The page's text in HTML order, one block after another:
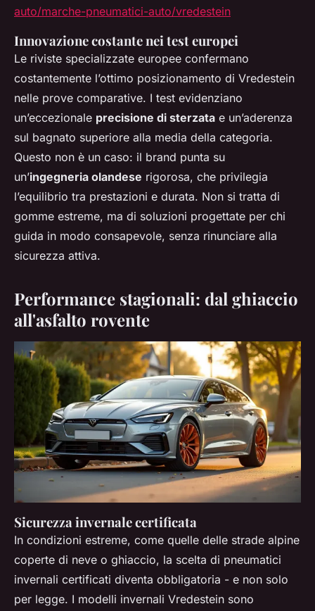
auto/marche-pneumatici-auto/vredestein
Innovazione costante nei test europei
Le riviste specializzate europee confermano
costantemente l’ottimo posizionamento di Vredestein
nelle prove comparative. I test evidenziano
un’eccezionale precisione di sterzata e un’aderenza
sul bagnato superiore alla media della categoria.
Questo non è un caso: il brand punta su
un’ingegneria olandese rigorosa, che privilegia
l’equilibrio tra prestazioni e durata. Non si tratta di
gomme estreme, ma di soluzioni progettate per chi
guida in modo consapevole, senza rinunciare alla
sicurezza attiva.
Performance stagionali: dal ghiaccio
all'asfalto rovente
Sicurezza invernale certificata
In condizioni estreme, come quelle delle strade alpine
coperte di neve o ghiaccio, la scelta di pneumatici
invernali certificati diventa obbligatoria - e non solo
per legge. I modelli invernali Vredestein sono